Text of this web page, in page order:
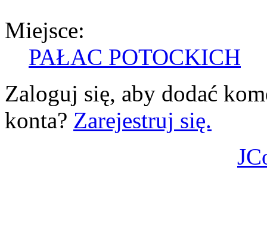
Miejsce:
PAŁAC POTOCKICH
Zaloguj się, aby dodać
konta? Zarejestruj się.